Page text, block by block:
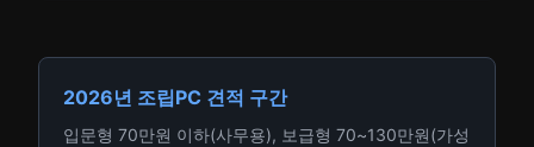
2026년 조립PC 견적 구간
입문형 70만원 이하(사무용), 보급형 70~130만원(가성